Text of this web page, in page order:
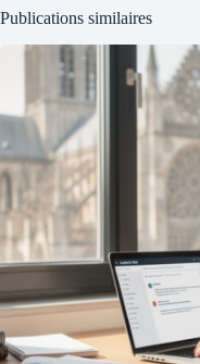
Publications similaires